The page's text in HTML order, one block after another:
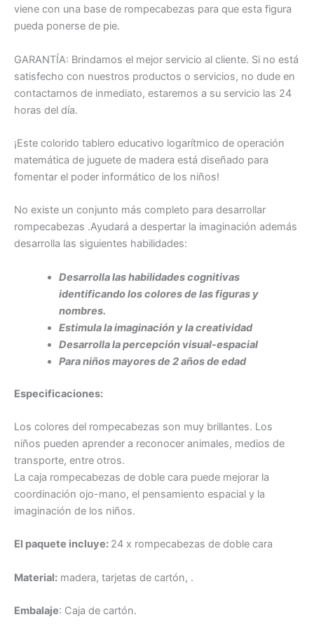
viene con una base de rompecabezas para que esta figura
pueda ponerse de pie.
GARANTÍA: Brindamos el mejor servicio al cliente. Si no está
satisfecho con nuestros productos o servicios, no dude en
contactarnos de inmediato, estaremos a su servicio las 24
horas del día.
¡Este colorido tablero educativo logarítmico de operación
matemática de juguete de madera está diseñado para
fomentar el poder informático de los niños!
No existe un conjunto más completo para desarrollar
rompecabezas .Ayudará a despertar la imaginación además
desarrolla las siguientes habilidades:
Desarrolla las habilidades cognitivas
identificando los colores de las figuras y
nombres.
Estimula la imaginación y la creatividad
Desarrolla la percepción visual-espacial
Para niños mayores de 2 años de edad
Especificaciones:
Los colores del rompecabezas son muy brillantes. Los
niños pueden aprender a reconocer animales, medios de
transporte, entre otros.
La caja rompecabezas de doble cara puede mejorar la
coordinación ojo-mano, el pensamiento espacial y la
imaginación de los niños.
El paquete incluye: 24 x rompecabezas de doble cara
Material: madera, tarjetas de cartón, .
Embalaje: Caja de cartón.